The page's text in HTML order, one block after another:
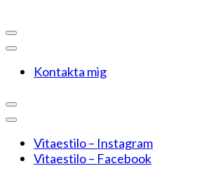
Kontakta mig
Vitaestilo – Instagram
Vitaestilo – Facebook